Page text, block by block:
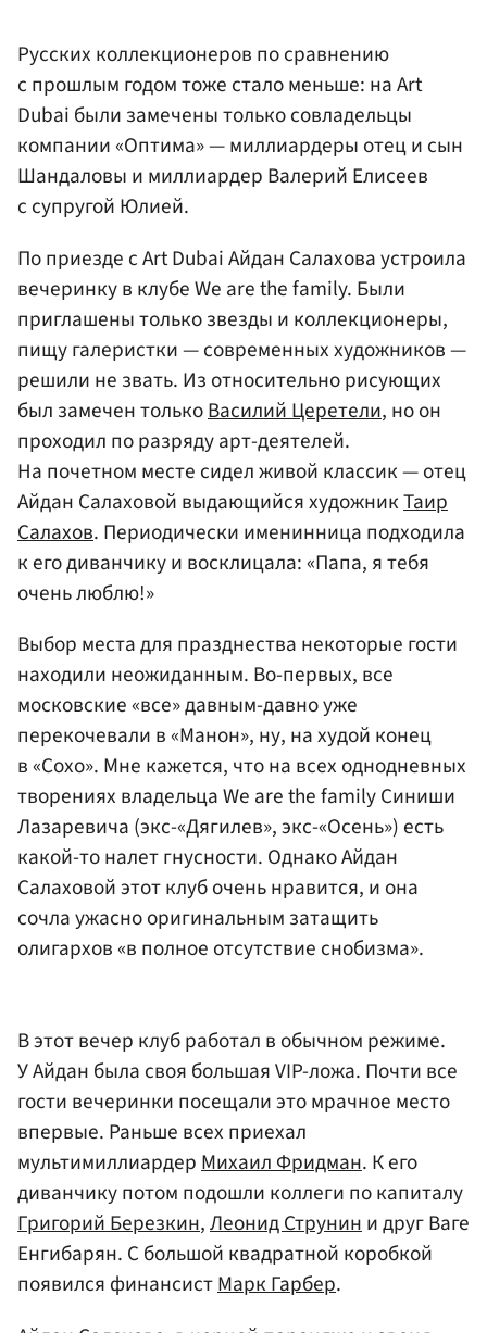
Русских коллекционеров по сравнению
с прошлым годом тоже стало меньше: на Art
Dubai были замечены только совладельцы
компании «Оптима» — миллиардеры отец и сын
Шандаловы и миллиардер Валерий Елисеев
с супругой Юлией.
По приезде с Art Dubai Айдан Салахова устроила
вечеринку в клубе We are the family. Были
приглашены только звезды и коллекционеры,
пищу галеристки — современных художников —
решили не звать. Из относительно рисующих
был замечен толькоВасилий Церетели, но он
проходил по разряду арт-деятелей.
На почетном месте сидел живой классик — отец
Айдан Салаховой выдающийся художникТаир
Салахов. Периодически именинница подходила
к его диванчику и восклицала: «Папа, я тебя
очень люблю!»
Выбор места для празднества некоторые гости
находили неожиданным. Во-первых, все
московские «все» давным-давно уже
перекочевали в «Манон», ну, на худой конец
в «Сохо». Мне кажется, что на всех однодневных
творениях владельца We are the family Синиши
Лазаревича (экс-«Дягилев», экс-«Осень») есть
какой-то налет гнусности. Однако Айдан
Салаховой этот клуб очень нравится, и она
сочла ужасно оригинальным затащить
олигархов «в полное отсутствие снобизма».
В этот вечер клуб работал в обычном режиме.
У Айдан была своя большая VIP-ложа. Почти все
гости вечеринки посещали это мрачное место
впервые. Раньше всех приехал
мультимиллиардерМихаил Фридман. К его
диванчику потом подошли коллеги по капиталу
Григорий Березкин,Леонид Струнини друг Ваге
Енгибарян. С большой квадратной коробкой
появился финансистМарк Гарбер.